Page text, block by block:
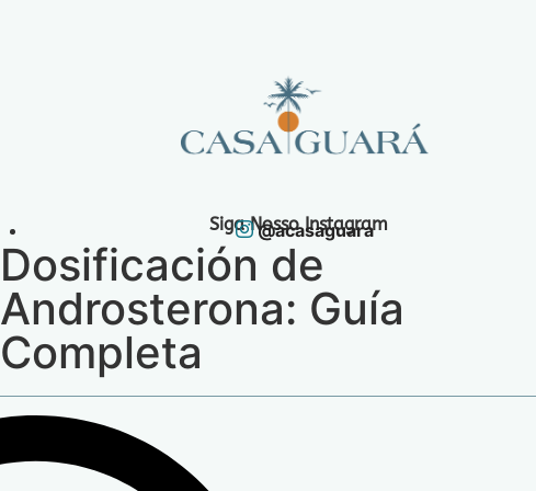
Siga Nosso Instagram
@acasaguara
Dosificación de
Androsterona: Guía
Completa